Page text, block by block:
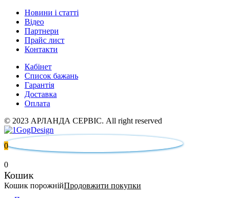
Новини і статті
Відео
Партнери
Прайс лист
Контакти
Кабінет
Список бажань
Гарантія
Доставка
Оплата
© 2023 АРЛАНДА СЕРВІС. All right reserved
0
0
Кошик
Кошик порожнійПродовжити покупки